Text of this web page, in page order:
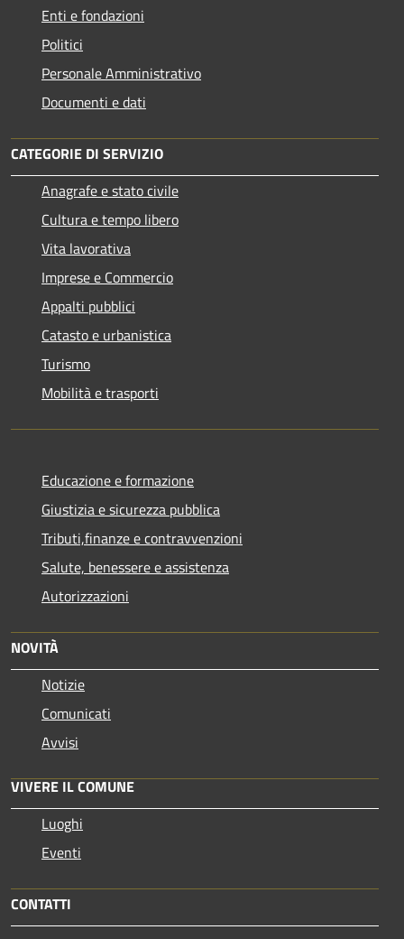
Enti e fondazioni
Politici
Personale Amministrativo
Documenti e dati
CATEGORIE DI SERVIZIO
Anagrafe e stato civile
Cultura e tempo libero
Vita lavorativa
Imprese e Commercio
Appalti pubblici
Catasto e urbanistica
Turismo
Mobilità e trasporti
Educazione e formazione
Giustizia e sicurezza pubblica
Tributi,finanze e contravvenzioni
Salute, benessere e assistenza
Autorizzazioni
NOVITÀ
Notizie
Comunicati
Avvisi
VIVERE IL COMUNE
Luoghi
Eventi
CONTATTI